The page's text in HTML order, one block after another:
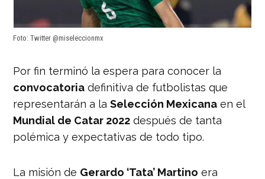
Foto: Twitter @miseleccionmx
Por fin terminó la espera para conocer la
convocatoria definitiva de futbolistas que
representarán a laSelección Mexicana en el
Mundial de Catar 2022 después de tanta
polémica y expectativas de todo tipo.
La misión de Gerardo ‘Tata’ Martino era